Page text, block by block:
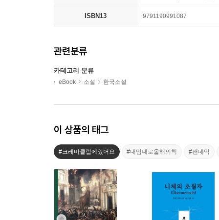
ISBN13 9791190991087
관련분류
카테고리 분류
eBook 소설 한국소설
이 상품의 태그
#크레마클럽에있어요 #내맘대로올해의책 #팬데믹